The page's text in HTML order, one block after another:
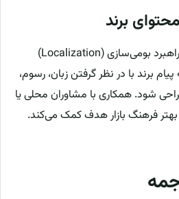
برند
برای حل این مشکل باید از راهبرد بومی‌سازی (Localization)
برند با در نظر گرفتن زبان، رسوم،
شود. همکاری با مشاوران محلی یا
فرهنگ بازار هدف کمک می‌کند.